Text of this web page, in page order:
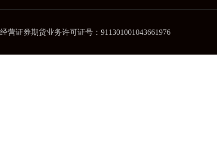
经营证券期货业务许可证号：911301001043661976